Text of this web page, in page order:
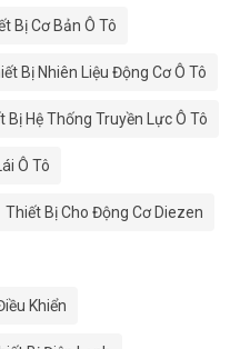
Bị Cơ Bản Ô Tô
Bị Nhiên Liệu Động Cơ Ô Tô
Bị Hệ Thống Truyền Lực Ô Tô
Ô Tô
Thiết Bị Cho Động Cơ Diezen
Khiển